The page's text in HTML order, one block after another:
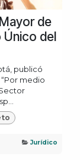
de
Único del
publicó
medio
Jurídico